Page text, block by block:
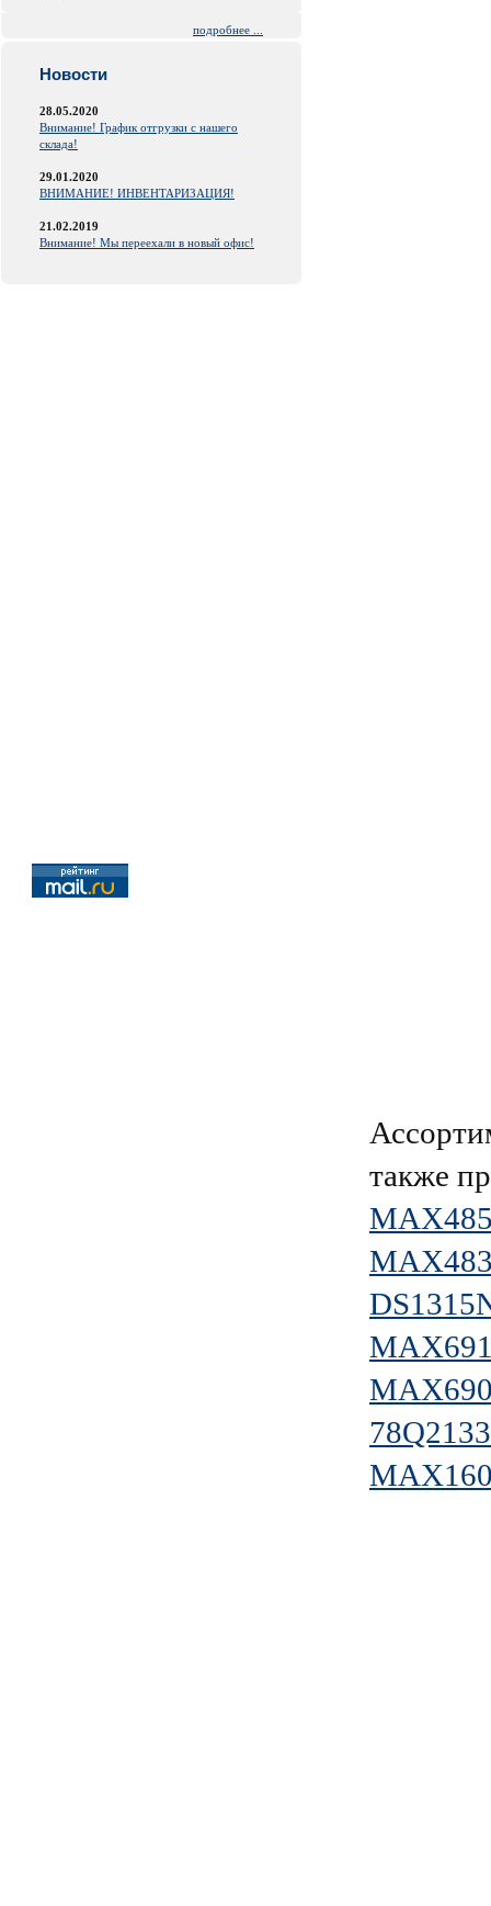
подробнее ...
Новости
28.05.2020
Внимание! График отгрузки с нашего
склада!
29.01.2020
ВНИМАНИЕ! ИНВЕНТАРИЗАЦИЯ!
21.02.2019
Внимание! Мы переехали в новый офис!
также